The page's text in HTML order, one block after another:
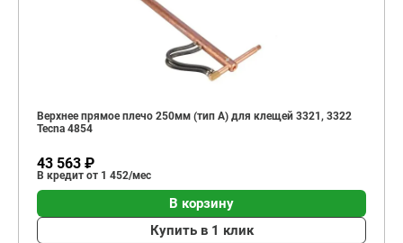
Верхнее прямое плечо 250мм (тип A) для клещей 3321, 3322
Tecna 4854
43 563 ₽
В кредит от 1 452/мес
В корзину
Купить в 1 клик